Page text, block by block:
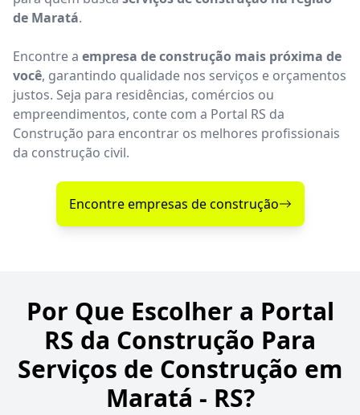
de Maratá.
Encontre a empresa de construção mais próxima de
você, garantindo qualidade nos serviços e orçamentos
justos. Seja para residências, comércios ou
empreendimentos, conte com a Portal RS da
Construção para encontrar os melhores profissionais
da construção civil.
Encontre empresas de construção
Por Que Escolher a Portal
RS da Construção Para
Serviços de Construção em
Maratá - RS?